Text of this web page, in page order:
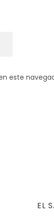
este
EL